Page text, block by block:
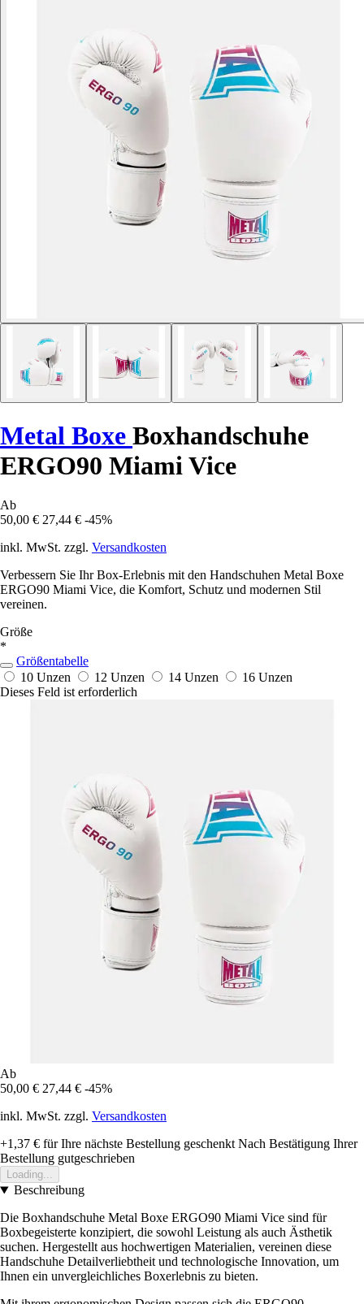
Metal Boxe Boxhandschuhe
ERGO90 Miami Vice
Ab
50,00 € 27,44 € -45%
inkl. MwSt. zzgl. Versandkosten
Verbessern Sie Ihr Box-Erlebnis mit den Handschuhen Metal Boxe
ERGO90 Miami Vice, die Komfort, Schutz und modernen Stil
vereinen.
Größe
*
Größentabelle
10 Unzen
12 Unzen 14 Unzen
16 Unzen
Dieses Feld ist erforderlich
Ab
50,00 € 27,44 € -45%
inkl. MwSt. zzgl. Versandkosten
+1,37 € für Ihre nächste Bestellung geschenkt Nach Bestätigung Ihrer
Bestellung gutgeschrieben
Loading...
Beschreibung
Die Boxhandschuhe Metal Boxe ERGO90 Miami Vice sind für
Boxbegeisterte konzipiert, die sowohl Leistung als auch Ästhetik
suchen. Hergestellt aus hochwertigen Materialien, vereinen diese
Handschuhe Detailverliebtheit und technologische Innovation, um
Ihnen ein unvergleichliches Boxerlebnis zu bieten.